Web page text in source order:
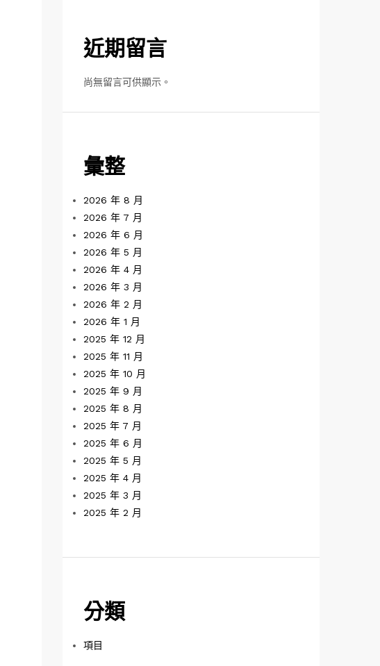
近期留言
尚無留言可供顯示。
彙整
2026 年 8 月
2026 年 7 月
2026 年 6 月
2026 年 5 月
2026 年 4 月
2026 年 3 月
2026 年 2 月
2026 年 1 月
2025 年 12 月
2025 年 11 月
2025 年 10 月
2025 年 9 月
2025 年 8 月
2025 年 7 月
2025 年 6 月
2025 年 5 月
2025 年 4 月
2025 年 3 月
2025 年 2 月
分類
項目